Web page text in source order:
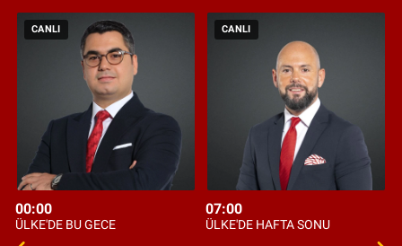
CANLI
00:00
ÜLKE'DE BU GECE
CANLI
07:00
ÜLKE'DE HAFTA SONU